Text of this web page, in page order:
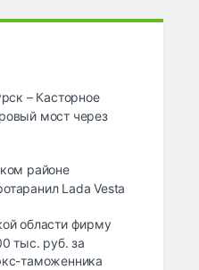
– Касторное
мост через
районе
Lada Vesta
области фирму
тыс. руб. за
таможенника